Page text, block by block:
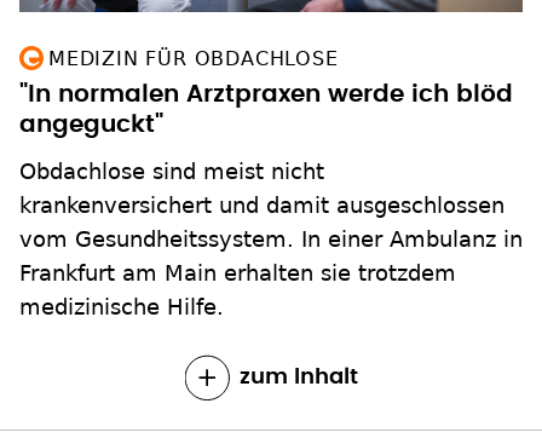
MEDIZIN FÜR OBDACHLOSE
"In normalen Arztpraxen werde ich blöd
angeguckt"
Obdachlose sind meist nicht
krankenversichert und damit ausgeschlossen
vom Gesundheitssystem. In einer Ambulanz in
Frankfurt am Main erhalten sie trotzdem
medizinische Hilfe.
zum Inhalt